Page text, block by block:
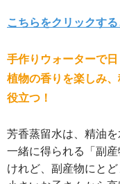
こちらをクリックす
手作りウォーターで
植物の香りを楽しみ
役立つ！
芳香蒸留水は、精油
一緒に得られる「副産
けれど、副産物にと